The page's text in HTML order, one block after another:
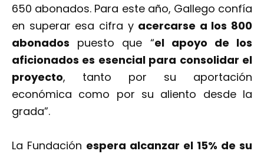
650 abonados. Para este año, Gallego confía
en superar esa cifra y acercarse a los 800
abonados puesto que “el apoyo de los
aficionados es esencial para consolidar el
proyecto, tanto por su aportación
económica como por su aliento desde la
grada”.
La Fundación espera alcanzar el 15% de su